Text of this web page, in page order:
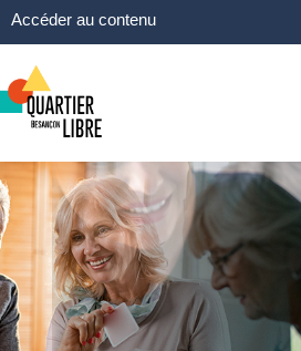
Accéder au contenu
Panneau de gestion des cookies